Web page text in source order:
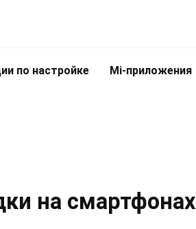
по настройке Mi-приложения
на смартфонах